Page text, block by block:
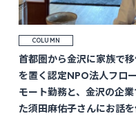
首都圏から金沢に家族で
を置く認定NPO法人フロ
モート勤務と、金沢の企
た須田麻佑子さんにお話を
COLUMN